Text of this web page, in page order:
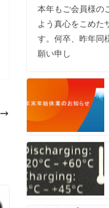
本年もご会員様の
よう真心をこめた
す。何卒、昨年同
願い申し